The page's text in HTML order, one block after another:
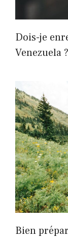
Dois-je
Venezuela ?
Bien